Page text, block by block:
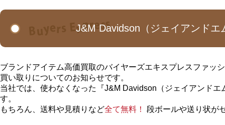
J&M Davidson（ジェイアンド
ブランドアイテム高価買取のバイヤーズエキスプレスファッ
買い取りについてのお知らせです。
当社では、使わなくなった『J&M Davidson（ジェイアンド
す。
もちろん、送料や見積りなど全て無料！ 段ボールや送り状が